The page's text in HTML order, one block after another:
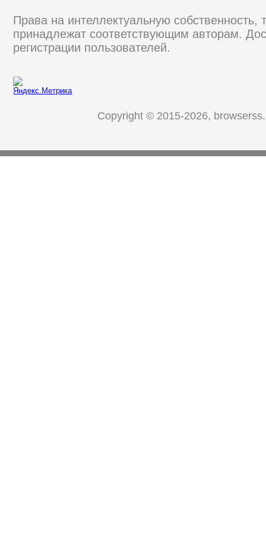
Права на интеллектуальную собственность,
принадлежат соответствующим авторам.
регистрации пользователей.
Copyright © 2015-2026,